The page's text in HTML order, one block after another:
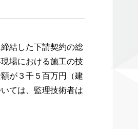
結した下請契約の総
場における施工の技
が３千５百万円（建
ては、監理技術者は